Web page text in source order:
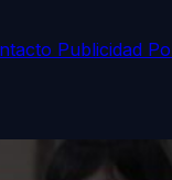
Publicidad